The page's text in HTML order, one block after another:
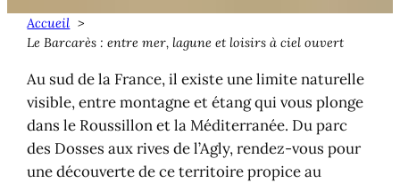
Accueil
Le Barcarès : entre mer, lagune et loisirs à ciel ouvert
Au sud de la France, il existe une limite naturelle
visible, entre montagne et étang qui vous plonge
dans le Roussillon et la Méditerranée. Du parc
des Dosses aux rives de l’Agly, rendez-vous pour
une découverte de ce territoire propice au